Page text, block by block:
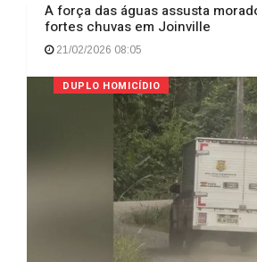
A força das águas assusta
fortes chuvas em Joinville
21/02/2026 08:05
DUPLO HOMICÍDIO